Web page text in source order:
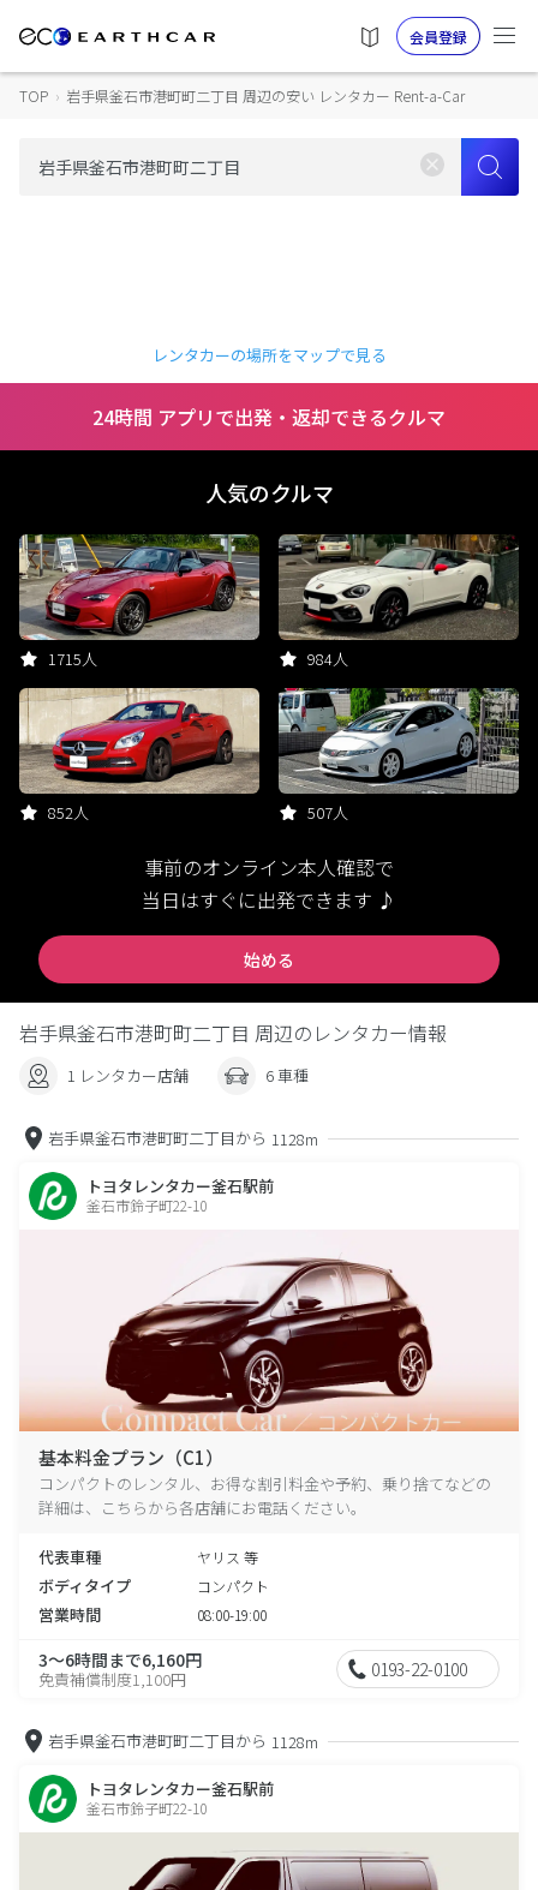
会員登録
TOP › 岩手県釜石市港町町二丁目 周辺の安い レンタカー Rent-a-Car
レンタカーの場所をマップで見る
24時間 アプリで出発・返却できるクルマ
人気のクルマ
1715人 984人
852人 507人
事前のオンライン本人確認で
当日はすぐに出発できます ♪
始める
岩手県釜石市港町町二丁目 周辺のレンタカー情報
1 レンタカー店舗 6 車種
岩手県釜石市港町町二丁目から 1128m
トヨタレンタカー釜石駅前
釜石市鈴子町22-10
基本料金プラン（C1）
コンパクトのレンタル、お得な割引料金や予約、乗り捨てなどの
詳細は、こちらから各店舗にお電話ください。
代表車種 ヤリス 等
ボディタイプ コンパクト
営業時間 08:00-19:00
3～6時間まで6,160円
免責補償制度1,100円 0193-22-0100
岩手県釜石市港町町二丁目から 1128m
トヨタレンタカー釜石駅前
釜石市鈴子町22-10